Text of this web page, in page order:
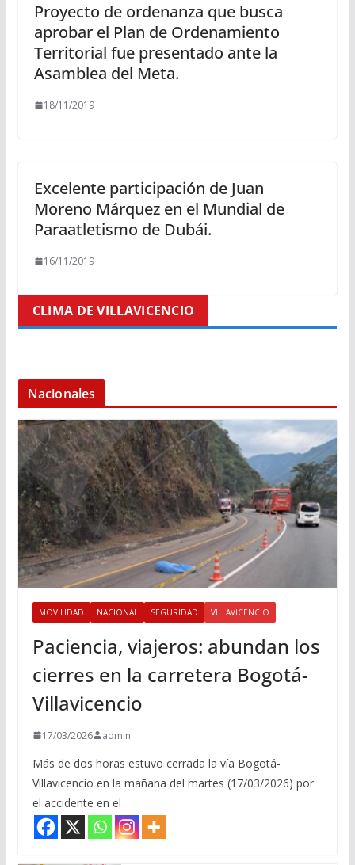
Proyecto de ordenanza que busca
aprobar el Plan de Ordenamiento
Territorial fue presentado ante la
Asamblea del Meta.
18/11/2019
Excelente participación de Juan
Moreno Márquez en el Mundial de
Paraatletismo de Dubái.
16/11/2019
CLIMA DE VILLAVICENCIO
Nacionales
MOVILIDAD NACIONAL SEGURIDAD VILLAVICENCIO
Paciencia, viajeros: abundan los
cierres en la carretera Bogotá-
Villavicencio
17/03/2026 admin
Más de dos horas estuvo cerrada la vía Bogotá-
Villavicencio en la mañana del martes (17/03/2026) por
el accidente en el